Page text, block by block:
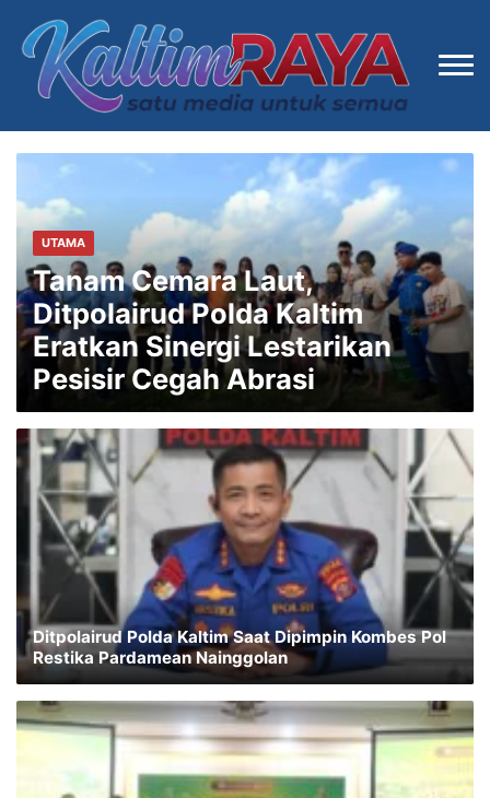
UTAMA
Tanam Cemara Laut,
Ditpolairud Polda Kaltim
Eratkan Sinergi Lestarikan
Pesisir Cegah Abrasi
Ditpolairud Polda Kaltim Saat Dipimpin Kombes Pol
Restika Pardamean Nainggolan